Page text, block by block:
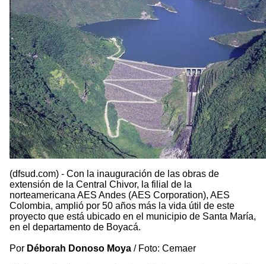
(dfsud.com) - Con la inauguración de las obras de
extensión de la Central Chivor, la filial de la
norteamericana AES Andes (AES Corporation), AES
Colombia, amplió por 50 años más la vida útil de este
proyecto que está ubicado en el municipio de Santa María,
en el departamento de Boyacá.
Por Déborah Donoso Moya / Foto: Cemaer